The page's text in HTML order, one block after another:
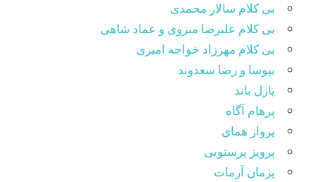
بی کلام سالار محمدی
بی کلام علیرضا منزوی و عماد شاهی
بی کلام مهرزاد خواجه امیری
بیوسا و رضا سعدوند
پازل باند
پرهام آگاه
پرواز همای
پرویز پرستویی
پژمان آرمات